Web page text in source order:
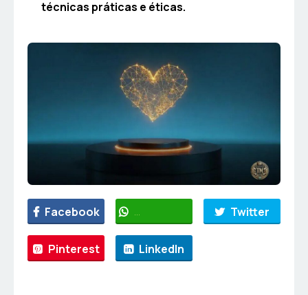
técnicas práticas e éticas.
Facebook WhatsApp Twitter
Pinterest LinkedIn